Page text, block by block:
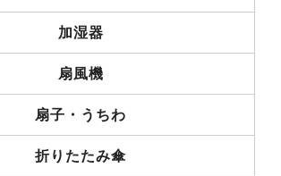
加湿器
扇風機
扇子・うちわ
折りたたみ傘